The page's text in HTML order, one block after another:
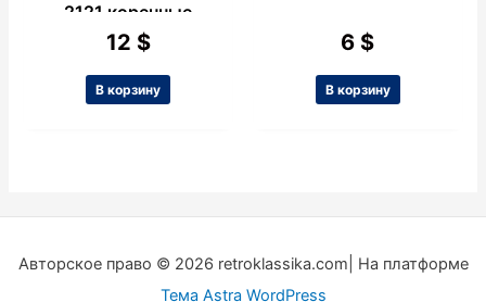
2121 коренные
0.75
12 $
В корзину
6 $
В корзину
Авторское право © 2026 retroklassika.com| На платформе
Тема Astra WordPress